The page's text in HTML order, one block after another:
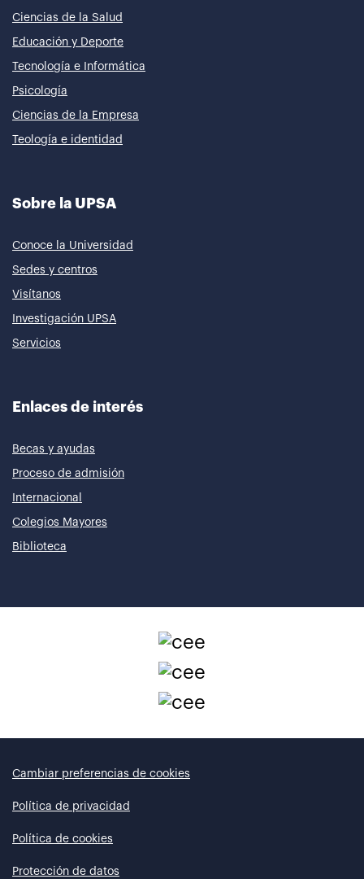
Ciencias de la Salud
Educación y Deporte
Tecnología e Informática
Psicología
Ciencias de la Empresa
Teología e identidad
Sobre la UPSA
Conoce la Universidad
Sedes y centros
Visítanos
Investigación UPSA
Servicios
Enlaces de interés
Becas y ayudas
Proceso de admisión
Internacional
Colegios Mayores
Biblioteca
Cambiar preferencias de cookies
Política de privacidad
Política de cookies
Protección de datos